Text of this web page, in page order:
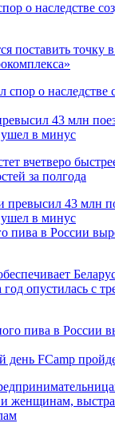
о наследстве
поставить точку
43 млн
ушел в минус
вчетверо
за полгода
пива в России
опустилась с
день FCamp
и женщинам,